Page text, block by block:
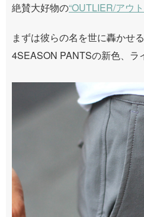
絶賛大好物の“OUTLIER/アウ
まずは彼らの名を世に轟かせ
4SEASON PANTSの新色、ラ